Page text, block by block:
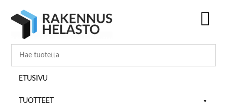
pääsisältöön
ensisijaiseen
alatunnisteeseen
ETUSIVU
TUOTTEET